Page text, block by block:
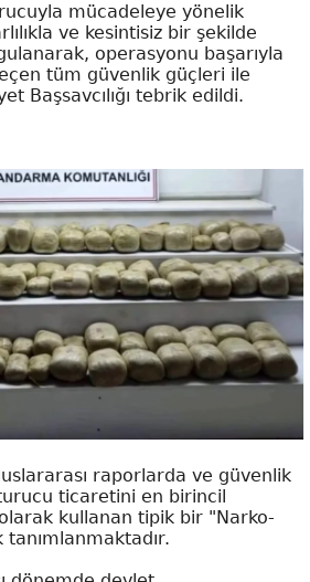
mücadeleye yönelik
ve kesintisiz bir şekilde
operasyonu başarıyla
tüm güvenlik güçleri ile
Başsavcılığı tebrik edildi.
raporlarda ve güvenlik
ticaretini en birincil
kullanan tipik bir "Narko-